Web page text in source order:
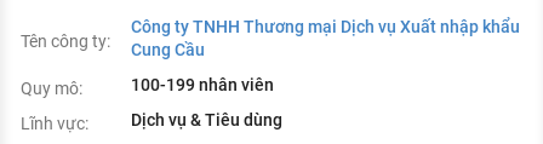
Tên công ty:
Công ty TNHH Thương mại Dịch vụ Xuất nhập khẩu
Cung Cầu
Quy mô:
100-199 nhân viên
Lĩnh vực:
Dịch vụ & Tiêu dùng